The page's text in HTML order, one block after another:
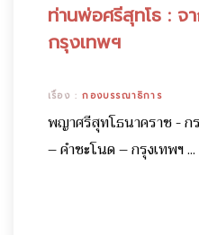
ท่านพ่อศรีสุทโธ : จ
กรุงเทพฯ
เรื่อง :กองบรรณาธิการ
พญาศรีสุทโธนาคราช - ก
– คำชะโนด – กรุงเทพฯ